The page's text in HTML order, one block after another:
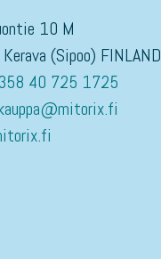
10 M
(Sipoo) FINLAND
40 725 1725